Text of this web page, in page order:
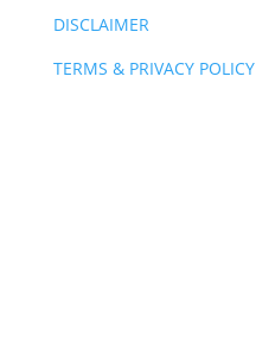
DISCLAIMER
TERMS & PRIVACY POLICY